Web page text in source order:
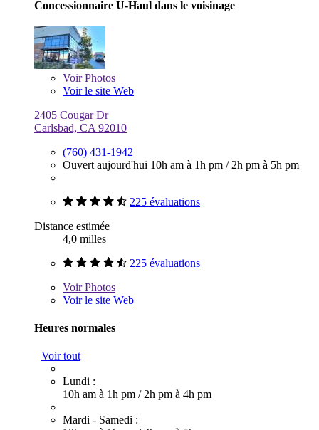
Concessionnaire U-Haul dans le voisinage
VoirPhotos
Voir le site Web
2405 Cougar Dr
Carlsbad, CA 92010
(760) 431-1942
Ouvert aujourd'hui 10h am à 1h pm / 2h pm à 5h pm
225 évaluations
Distance estimée
4,0 milles
225 évaluations
VoirPhotos
Voir le site Web
Heures normales
Voir tout
Lundi :
10h am à 1h pm / 2h pm à 4h pm
Mardi - Samedi :